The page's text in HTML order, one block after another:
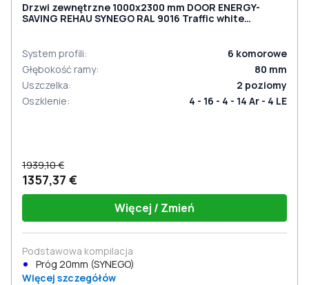
Drzwi zewnętrzne 1000x2300 mm DOOR ENERGY-
SAVING REHAU SYNEGO RAL 9016 Traffic white
System profili: 6 komorowe
Głębokość ramy: 80 mm
Uszczelka: 2 poziomy
Oszklenie: 4 - 16 - 4 - 14 Ar - 4 LE
1939,10 €
1357,37 €
Więcej / Zmień
Podstawowa kompilacja
Próg 20mm (SYNEGO)
Więcej szczegółów